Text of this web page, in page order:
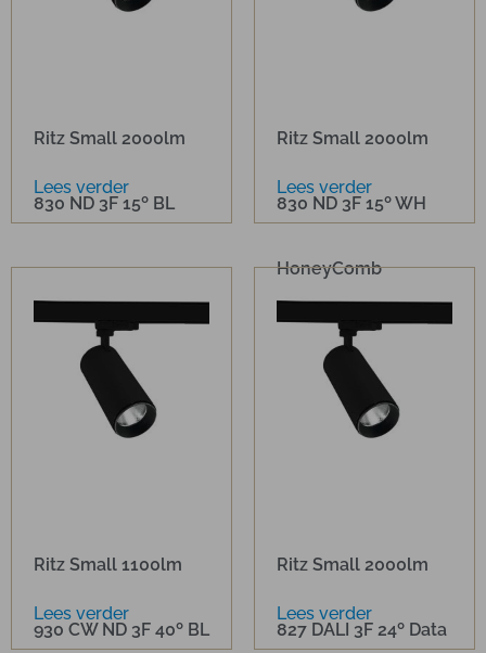
Ritz Small 2000lm
830 ND 3F 15º BL
Lees verder
Ritz Small 2000lm
830 ND 3F 15º WH
HoneyComb
Lees verder
Ritz Small 1100lm
930 CW ND 3F 40º BL
Lees verder
Ritz Small 2000lm
827 DALI 3F 24º Data
Lees verder